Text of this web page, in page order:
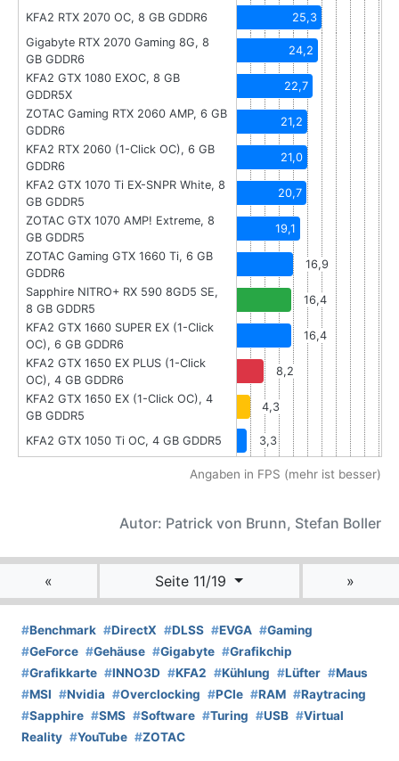
KFA2 RTX 2070 OC, 8 GB GDDR6
25,3
Gigabyte RTX 2070 Gaming 8G, 8
GB GDDR6
24,2
KFA2 GTX 1080 EXOC, 8 GB
GDDR5X
22,7
ZOTAC Gaming RTX 2060 AMP, 6 GB
GDDR6
21,2
KFA2 RTX 2060 (1-Click OC), 6 GB
GDDR6
21,0
KFA2 GTX 1070 Ti EX-SNPR White, 8
GB GDDR5
20,7
ZOTAC GTX 1070 AMP! Extreme, 8
GB GDDR5
19,1
ZOTAC Gaming GTX 1660 Ti, 6 GB
GDDR6
16,9
Sapphire NITRO+ RX 590 8GD5 SE,
8 GB GDDR5
16,4
KFA2 GTX 1660 SUPER EX (1-Click
OC), 6 GB GDDR6
16,4
KFA2 GTX 1650 EX PLUS (1-Click
OC), 4 GB GDDR6
8,2
KFA2 GTX 1650 EX (1-Click OC), 4
GB GDDR5
4,3
KFA2 GTX 1050 Ti OC, 4 GB GDDR5 3,3
Angaben in FPS (mehr ist besser)
Autor: Patrick von Brunn, Stefan Boller
« Seite 11/19 »
#Benchmark #DirectX #DLSS #EVGA #Gaming
#GeForce #Gehäuse #Gigabyte #Grafikchip
#Grafikkarte #INNO3D #KFA2 #Kühlung #Lüfter #Maus
#MSI #Nvidia #Overclocking #PCIe #RAM #Raytracing
#Sapphire #SMS #Software #Turing #USB #Virtual
Reality #YouTube #ZOTAC